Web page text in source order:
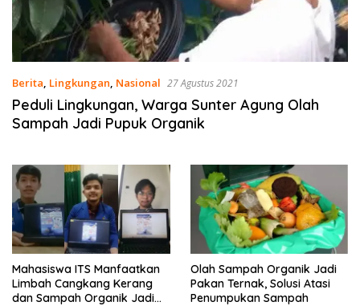
Berita, Lingkungan, Nasional 27 Agustus 2021
Peduli Lingkungan, Warga Sunter Agung Olah
Sampah Jadi Pupuk Organik
Mahasiswa ITS Manfaatkan
Limbah Cangkang Kerang
dan Sampah Organik Jadi
Olah Sampah Organik Jadi
Pakan Ternak, Solusi Atasi
Penumpukan Sampah